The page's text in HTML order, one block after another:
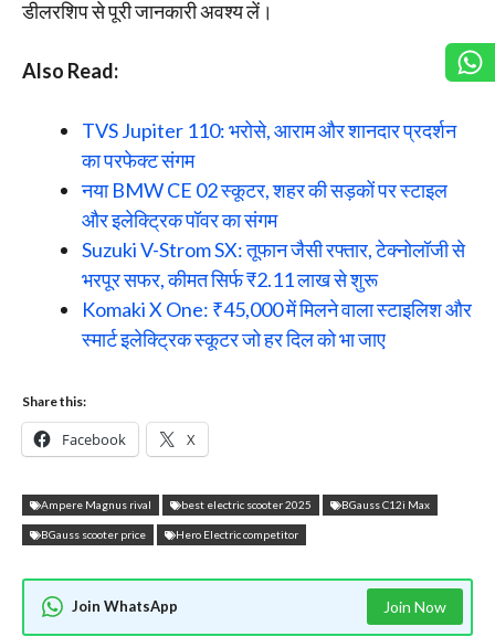
डीलरशिप से पूरी जानकारी अवश्य लें।
Also Read:
TVS Jupiter 110: भरोसे, आराम और शानदार प्रदर्शन
का परफेक्ट संगम
नया BMW CE 02 स्कूटर, शहर की सड़कों पर स्टाइल
और इलेक्ट्रिक पॉवर का संगम
Suzuki V-Strom SX: तूफान जैसी रफ्तार, टेक्नोलॉजी से
भरपूर सफर, कीमत सिर्फ ₹2.11 लाख से शुरू
Komaki X One: ₹45,000 में मिलने वाला स्टाइलिश और
स्मार्ट इलेक्ट्रिक स्कूटर जो हर दिल को भा जाए
Share this:
Facebook X
Ampere Magnus rival best electric scooter 2025 BGauss C12i Max
BGauss scooter price Hero Electric competitor
Join WhatsApp Join Now